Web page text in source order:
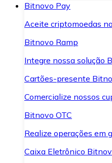
Bitnovo Pay
Aceite criptomoedas
Bitnovo Ramp
Integre nossa solução
Cartões-presente
Comercialize nossos
Bitnovo OTC
Realize operações em
Caixa Eletrônico